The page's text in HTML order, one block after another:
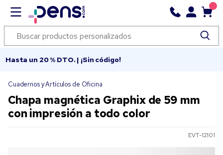
Hasta un 20 % DTO. | ¡Sin código!
Cuadernos y Artículos de Oficina
Chapa magnética Graphix de 59 mm
con impresión a todo color
EVT-12101